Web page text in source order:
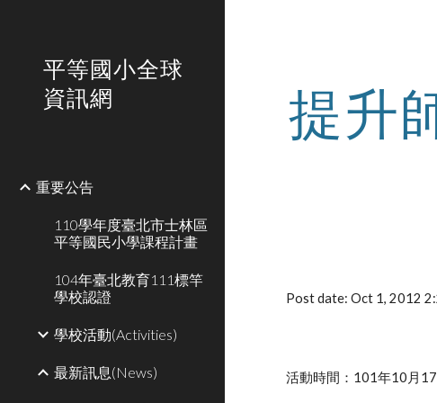
平等國小全球
資訊網
重要公告
110學年度臺北市士林區
平等國民小學課程計畫
104年臺北教育111標竿
學校認證
學校活動(Activities)
最新訊息(News)
提升
Post date: Oct 1, 2012
活動時間：101年10月